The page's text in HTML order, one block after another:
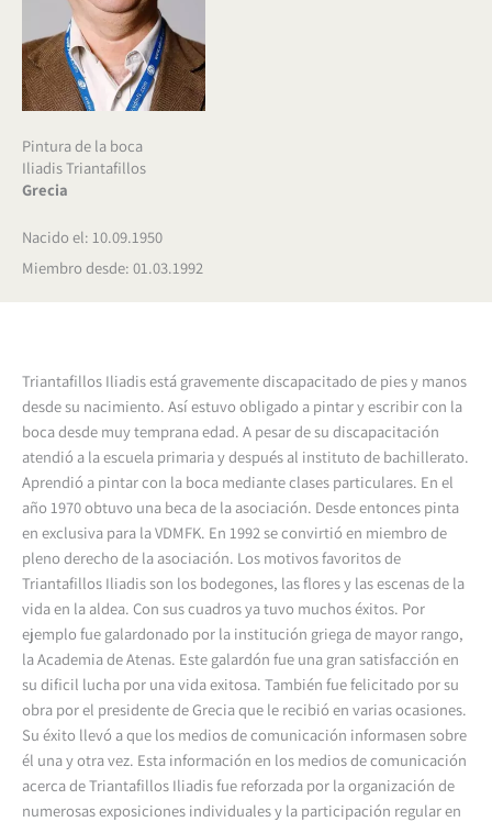
Pintura de la boca
Iliadis Triantafillos
Grecia
Nacido el: 10.09.1950
Miembro desde: 01.03.1992
Triantafillos Iliadis está gravemente discapacitado de pies y manos
desde su nacimiento. Así estuvo obligado a pintar y escribir con la
boca desde muy temprana edad. A pesar de su discapacitación
atendió a la escuela primaria y después al instituto de bachillerato.
Aprendió a pintar con la boca mediante clases particulares. En el
año 1970 obtuvo una beca de la asociación. Desde entonces pinta
en exclusiva para la VDMFK. En 1992 se convirtió en miembro de
pleno derecho de la asociación. Los motivos favoritos de
Triantafillos Iliadis son los bodegones, las flores y las escenas de la
vida en la aldea. Con sus cuadros ya tuvo muchos éxitos. Por
ejemplo fue galardonado por la institución griega de mayor rango,
la Academia de Atenas. Este galardón fue una gran satisfacción en
su dificil lucha por una vida exitosa. También fue felicitado por su
obra por el presidente de Grecia que le recibió en varias ocasiones.
Su éxito llevó a que los medios de comunicación informasen sobre
él una y otra vez. Esta información en los medios de comunicación
acerca de Triantafillos Iliadis fue reforzada por la organización de
numerosas exposiciones individuales y la participación regular en